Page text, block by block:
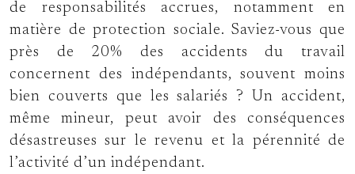
de responsabilités accrues, notamment en
matière de protection sociale. Saviez-vous que
près de 20% des accidents du travail
concernent des indépendants, souvent moins
bien couverts que les salariés ? Un accident,
même mineur, peut avoir des conséquences
désastreuses sur le revenu et la pérennité de
l’activité d’un indépendant.